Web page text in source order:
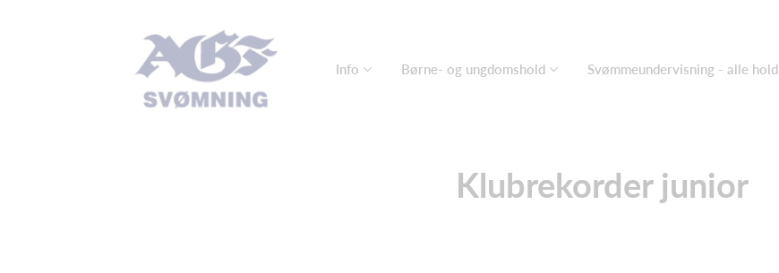
Info Børne- og ungdomshold Svømmeundervisning - alle hold
Klubrekorder junior